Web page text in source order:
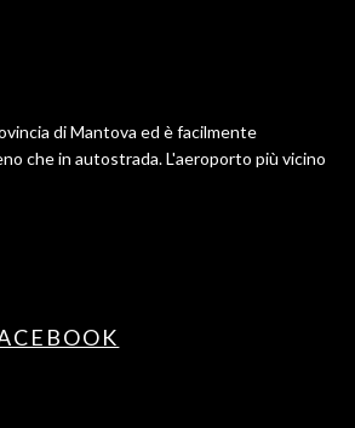
di Mantova ed è facilmente
che in autostrada. L'aeroporto più vicino